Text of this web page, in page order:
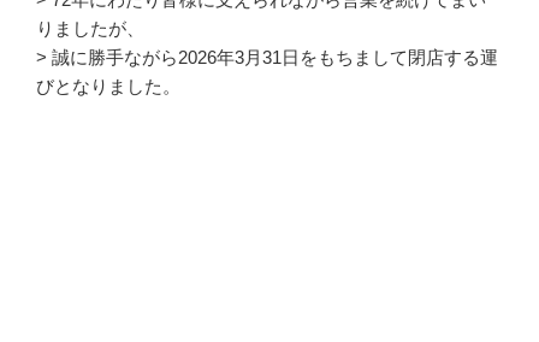
りましたが、
> 誠に勝手ながら2026年3月31日をもちまして閉店する運
びとなりました。